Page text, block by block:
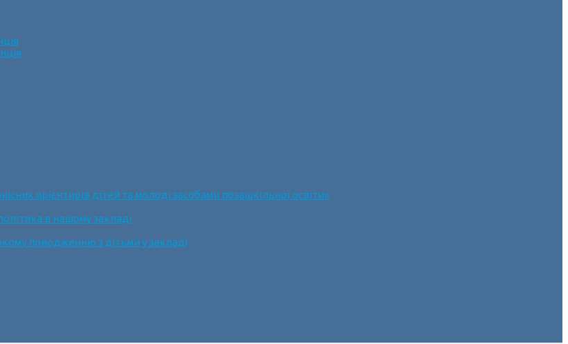
орієнтирів дітей та молоді засобами позашкільної освіти»
в нашому закладі
поводженню з дітьми у закладі